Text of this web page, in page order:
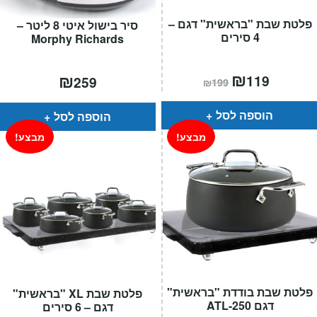
סיר בישול איטי 8 ליטר –
Morphy Richards
₪259
הוספה לסל
פלטת שבת "בראשית" דגם –
4 סירים
₪199 המחיר
המקורי
היה:
₪199.
₪119
הוא:
הוספה לסל
פלטת שבת XL "בראשית"
דגם – 6 סירים
מבצע!
פלטת שבת בודדת "בראשית"
דגם ATL-250
מבצע!